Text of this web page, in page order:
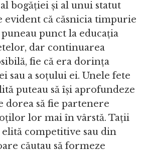
bogăției și al unui statut
evident că căsnicia timpurie
punct la educația
dar continuarea
fie că era dorința
sau a soțului ei. Unele fete
puteau să își aprofundeze
dorea să fie partenere
lor mai în vârstă. Tații
competitive sau din
căutau să formeze